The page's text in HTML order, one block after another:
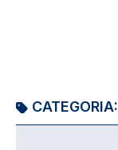
CATEGORIA: